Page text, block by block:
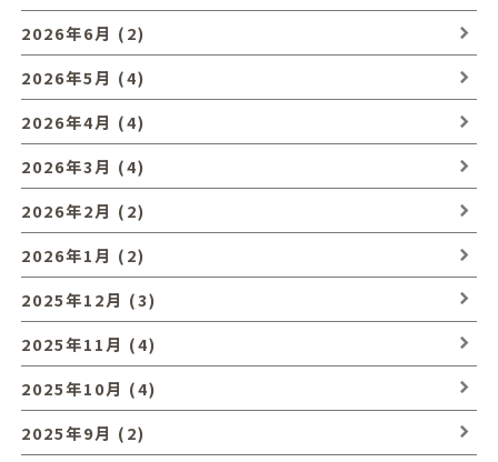
2026年6月 (2)
2026年5月 (4)
2026年4月 (4)
2026年3月 (4)
2026年2月 (2)
2026年1月 (2)
2025年12月 (3)
2025年11月 (4)
2025年10月 (4)
2025年9月 (2)